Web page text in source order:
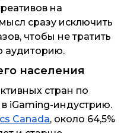
на
сразу исключить
чтобы не тратить
аудиторию.
населения
стран по
iGaming-индустрию.
Canada, около 64,5%